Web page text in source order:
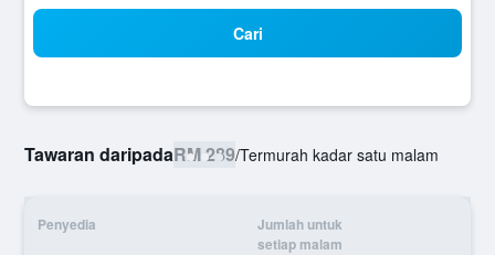
Cari
Tawaran daripadaRM 289/Termurah kadar satu malam
Penyedia
Jumlah untuk
setiap malam